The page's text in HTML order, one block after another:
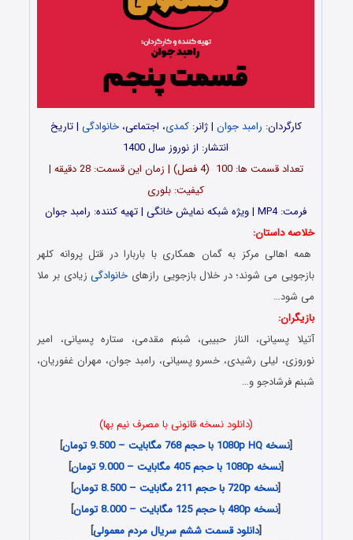
کارگردان: رامبد جوان | ژانر:کمدی، اجتماعی،خانوادگی | تاریخ
انتشار: از نوروز سال 1400
تعداد قسمت ها: 100 (4 فصل) | زمان این قسمت: 28 دقیقه |
کیفیت: بلوری
فرمت: MP4 | ویژه شبکه نمایش خانگی | تهیه کننده: رامبد جوان
خلاصه داستان:
همه اهالی مرکز به گمان همکاری با باربارا در قتل پروانه کلهر
بازجویی می شوند؛ در خلال بازجویی رازهای خانوادگیزیادی بر ملا
می شود…
بازیگران:
آتیلا پسیانی، الناز حبیبی، شبنم مقدمی، ستاره پسیانی، امیر
نوروزی، لیلی رشیدی، خسرو پسیانی، رامبد جوان، مهران غفوریان،
شبنم فرشادجو و…
(دانلود نسخه قانونی با مصرف نیم بها)
[نسخه 1080p HQ با حجم 768 مگابایت – 9.500تومان]
[نسخه 1080p با حجم 405 مگابایت – 9.000 تومان
]
[نسخه 720p با حجم 211 مگابایت – 8.500 تومان
]
[نسخه 480p با حجم 125 مگابایت – 8.000 تومان
]
[دانلود قسمت ششم سریال مردم معمولی]